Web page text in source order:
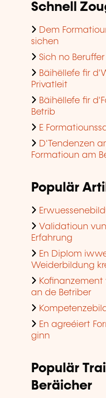
Schnell
Dem
sichen
Sich no
Bäihëllefe fir
Privatleit
Bäihëllefe fir
Betrib
E
D'Tendenzen
Formatioun am
Populär
Validatioun
Erfahrung
En Diplom
Weiderbildung
an de Betriber
En agreéiert
ginn
Populär
Beräicher